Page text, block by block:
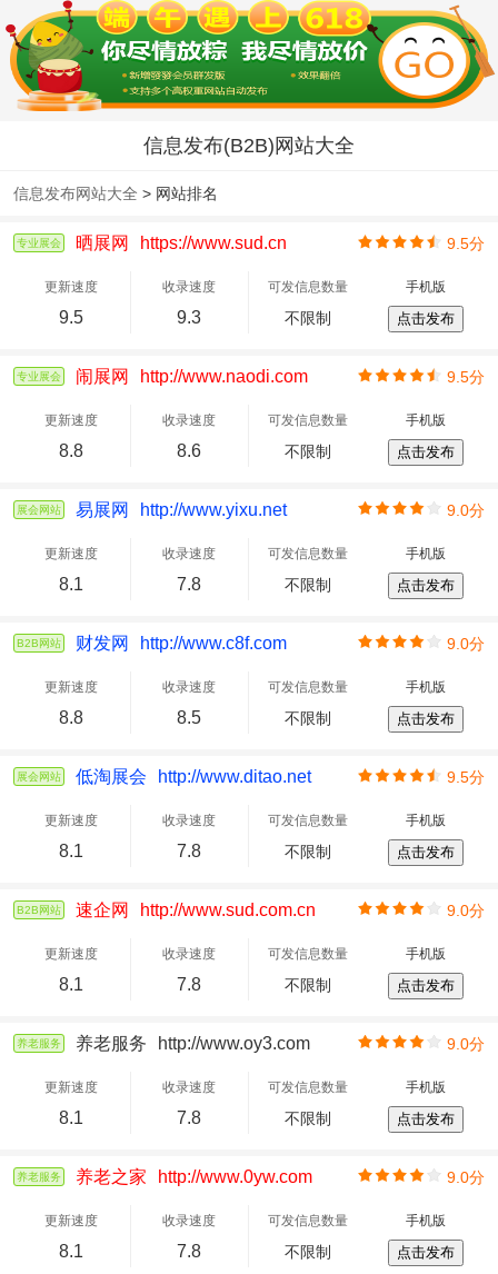
信息发布(B2B)网站大全
信息发布网站大全 > 网站排名
专业展会 晒展网 https://www.sud.cn 9.5分
更新速度
9.5
收录速度
9.3
可发信息数量
不限制
手机版
点击发布
专业展会 闹展网 http://www.naodi.com 9.5分
更新速度
8.8
收录速度
8.6
可发信息数量
不限制
手机版
点击发布
展会网站 易展网 http://www.yixu.net 9.0分
更新速度
8.1
收录速度
7.8
可发信息数量
不限制
手机版
点击发布
B2B网站 财发网 http://www.c8f.com 9.0分
更新速度
8.8
收录速度
8.5
可发信息数量
不限制
手机版
点击发布
展会网站 低淘展会 http://www.ditao.net 9.5分
更新速度
8.1
收录速度
7.8
可发信息数量
不限制
手机版
点击发布
B2B网站 速企网 http://www.sud.com.cn 9.0分
更新速度
8.1
收录速度
7.8
可发信息数量
不限制
手机版
点击发布
养老服务 养老服务 http://www.oy3.com 9.0分
更新速度
8.1
收录速度
7.8
可发信息数量
不限制
手机版
点击发布
养老服务 养老之家 http://www.0yw.com 9.0分
更新速度
8.1
收录速度
7.8
可发信息数量
不限制
手机版
点击发布